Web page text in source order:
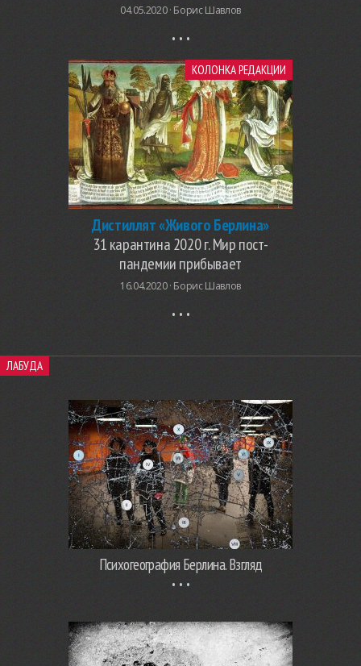
04.05.2020 · Борис Шавлов
КОЛОНКА РЕДАКЦИИ
Дистиллят «Живого Берлина»
31 карантина 2020 г. Мир пост-
пандемии прибывает
16.04.2020 · Борис Шавлов
ЛАБУДА
Психогеография Берлина. Взгляд